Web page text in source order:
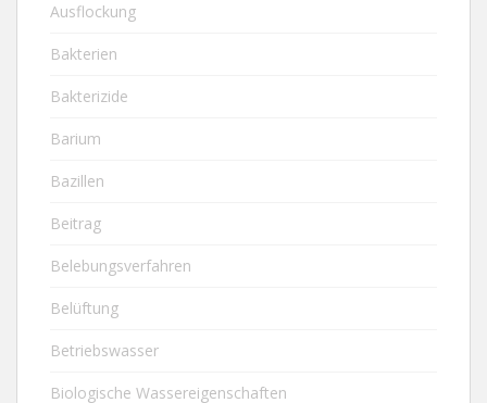
Ausflockung
Bakterien
Bakterizide
Barium
Bazillen
Beitrag
Belebungsverfahren
Belüftung
Betriebswasser
Biologische Wassereigenschaften